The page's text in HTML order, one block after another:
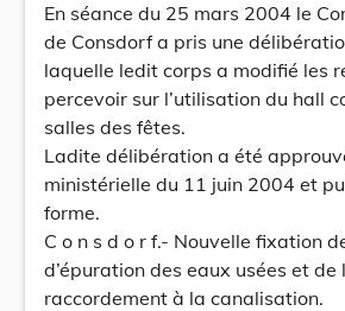
En séance du 25 mars 2004 le
de Consdorf a pris une
laquelle ledit corps a modifié les
percevoir sur l’utilisation du hall
salles des fêtes.
Ladite délibération a été
ministérielle du 11 juin 2004 et
forme.
C o n s d o r f.- Nouvelle fixation
d’épuration des eaux usées et de
raccordement à la canalisation.